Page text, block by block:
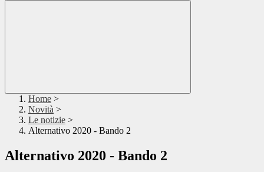
Home >
Novità >
Le notizie >
Alternativo 2020 - Bando 2
Alternativo 2020 - Bando 2